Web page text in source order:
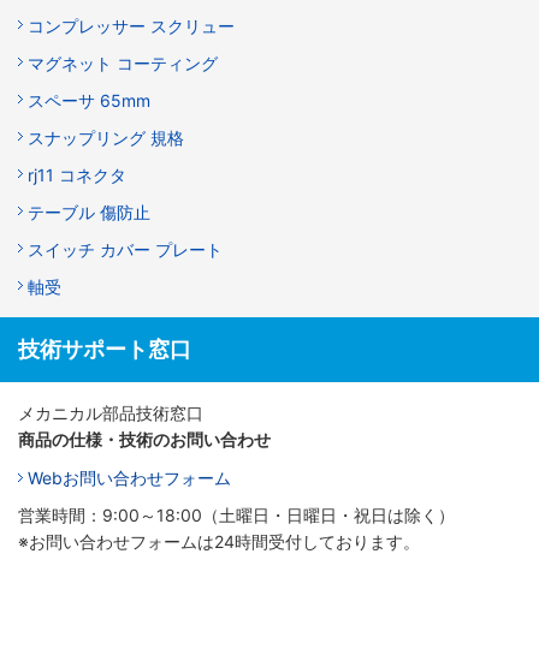
コンプレッサー スクリュー
マグネット コーティング
スペーサ 65mm
スナップリング 規格
rj11 コネクタ
テーブル 傷防止
スイッチ カバー プレート
軸受
技術サポート窓口
メカニカル部品技術窓口
商品の仕様・技術のお問い合わせ
Webお問い合わせフォーム
営業時間：9:00～18:00（土曜日・日曜日・祝日は除く）
※お問い合わせフォームは24時間受付しております。